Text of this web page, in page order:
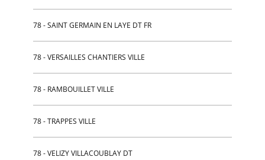
78 - SAINT GERMAIN EN LAYE DT FR
78 - VERSAILLES CHANTIERS VILLE
78 - RAMBOUILLET VILLE
78 - TRAPPES VILLE
78 - VELIZY VILLACOUBLAY DT